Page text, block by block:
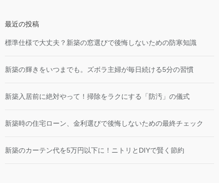
最近の投稿
標準仕様で大丈夫？新築の窓選びで後悔しないための防寒知識
新築の輝きをいつまでも。ズボラ主婦が毎日続ける5分の習慣
新築入居前に絶対やって！掃除をラクにする「防汚」の儀式
新築時の住宅ローン、金利選びで後悔しないための最終チェック
新築のカーテン代を5万円以下に！ニトリとDIYで賢く節約